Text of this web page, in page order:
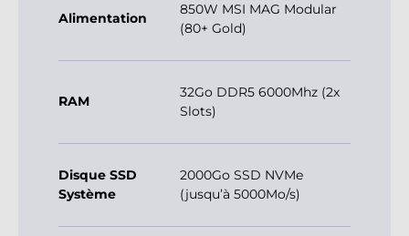
Alimentation
850W MSI MAG Modular
(80+ Gold)
RAM
32Go DDR5 6000Mhz (2x
Slots)
Disque SSD
Système
2000Go SSD NVMe
(jusqu’à 5000Mo/s)